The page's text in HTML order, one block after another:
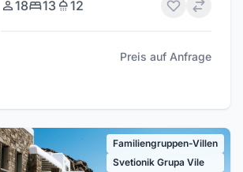
18 13 12
Preis auf Anfrage
Familiengruppen-Villen
Svetionik Grupa Vile